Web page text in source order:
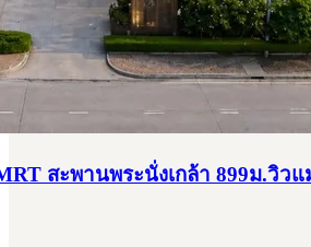
สะพานพระนั่งเกล้า 899ม.วิว